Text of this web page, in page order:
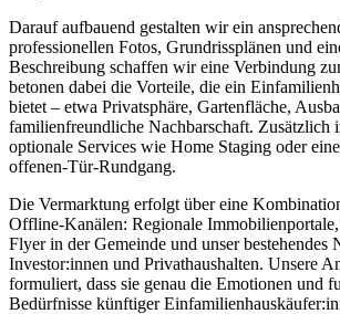
Darauf aufbauend gestalten wir ein
professionellen Fotos, Grundrissplänen und
Beschreibung schaffen wir eine Verbindung
betonen dabei die Vorteile, die ein
bietet – etwa Privatsphäre, Gartenfläche,
familienfreundliche Nachbarschaft. Zusätzlich
optionale Services wie Home Staging oder
offenen-Tür-Rundgang.
Die Vermarktung erfolgt über eine
Offline-Kanälen: Regionale
Flyer in der Gemeinde und unser bestehendes
Investor:innen und Privathaushalten. Unsere
formuliert, dass sie genau die Emotionen und
Bedürfnisse künftiger